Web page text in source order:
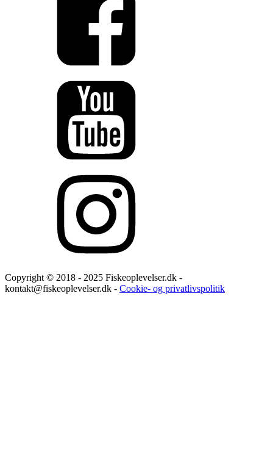
Copyright © 2018 - 2025 Fiskeoplevelser.dk -
kontakt@fiskeoplevelser.dk - Cookie- og privatlivspolitik